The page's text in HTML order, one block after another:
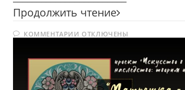
Продолжить чтение Матрёшка
румянец
и
пышность
роз
КОММЕНТАРИИ К
ЗАПИСИ
—
РУМЯНЕЦ
СОЛНЫШКА
И
ПЫШНОСТЬ
ОТКЛЮЧЕНЫ